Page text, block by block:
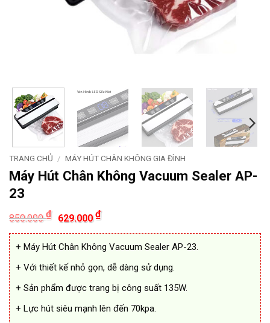
TRANG CHỦ / MÁY HÚT CHÂN KHÔNG GIA ĐÌNH
Máy Hút Chân Không Vacuum Sealer AP-
23
850.000₫
Giá
gốc
là:
850.000 ₫.
629.000₫Giá
hiện
tại
là:
629.000 ₫.
+ Máy Hút Chân Không Vacuum Sealer AP-23.
+ Với thiết kế nhỏ gọn, dễ dàng sử dụng.
+ Sản phẩm được trang bị công suất 135W.
+ Lực hút siêu mạnh lên đến 70kpa.